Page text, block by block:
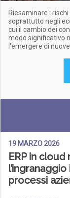
Riesaminare i
soprattutto negli
cui il cambio dei
modo significativo
l'emergere di
19 MARZO 2026
ERP in cloud
processi